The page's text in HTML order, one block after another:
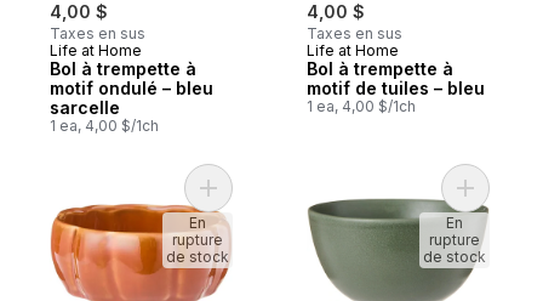
4,00 $
Taxes en sus
Nouveau
Life at Home
Bol à trempette à
motif ondulé – bleu
sarcelle
1 ea, 4,00 $/1ch
4,00 $
Taxes en sus
Nouveau
Life at Home
Bol à trempette à
motif de tuiles – bleu
1 ea, 4,00 $/1ch
Ajouter Bol à trempette Citrouille –
En
rupture
de stock
Ajouter
En
rupture
de stock